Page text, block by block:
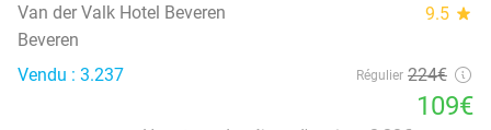
Van der Valk Hotel Beveren 9.5 star
Beveren
Vendu : 3.237
Régulier 224€
109€